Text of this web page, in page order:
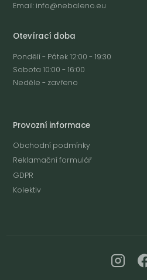
Email: info@nebaleno.eu
Otevírací doba
Pondělí - Pátek 12:00 - 19:30
Sobota 10:00 - 16:00
Neděle - zavřeno
Provozní informace
Obchodní podmínky
Reklamační formulář
GDPR
Kolektiv